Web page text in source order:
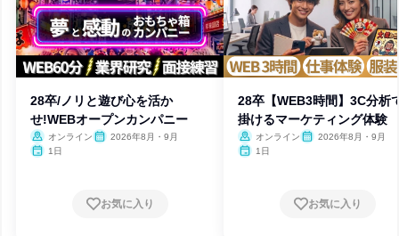
28卒/ノリと遊び心を活か
せ!WEBオープンカンパニー
オンライン
2026年8月・9月
1日
お気に入り
28卒【WEB3時間】3C分析
掛けるマーケティング体験
オンライン
2026年8月・9月
1日
お気に入り